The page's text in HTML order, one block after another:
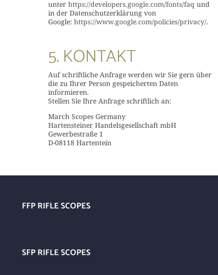
unter https://developers.google.com/fonts/faqund
in der Datenschutzerklärung von
Google: https://www.google.com/policies/privacy/.
5. KONTAKT
Auf schriftliche Anfrage werden wir Sie gern über
die zu Ihrer Person gespeicherten Daten
informieren.
Stellen Sie Ihre Anfrage schriftlich an:
March Scopes Germany
Hartensteiner Handelsgesellschaft mbH
Gewerbestraße 1
D-08118 Hartentein
FFP RIFLE SCOPES
SFP RIFLE SCOPES